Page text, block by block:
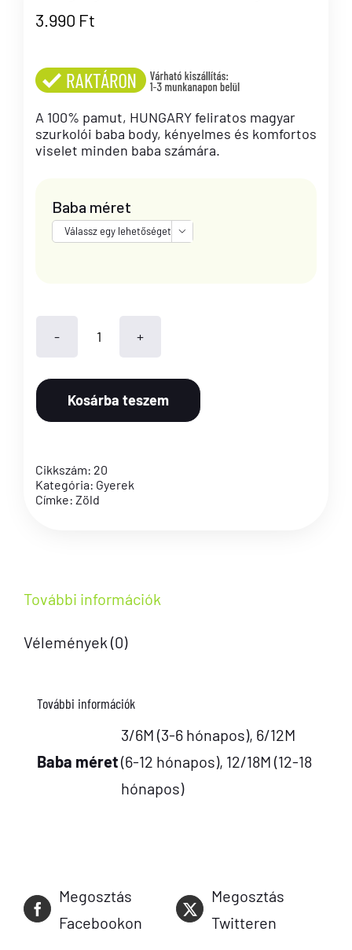
3.990 Ft
A 100% pamut, HUNGARY feliratos magyar
szurkolói baba body, kényelmes és komfortos
viselet minden baba számára.
Baba méret

feliratos
baba
mennyiség
Kosárba teszem
Cikkszám: 20
Kategória: Gyerek
Címke: Zöld
További információk
Vélemények (0)
További információk
Baba méret
3/6M (3-6 hónapos), 6/12M
(6-12 hónapos), 12/18M (12-18
hónapos)
Megosztás
Facebookon
Megosztás
Twitteren